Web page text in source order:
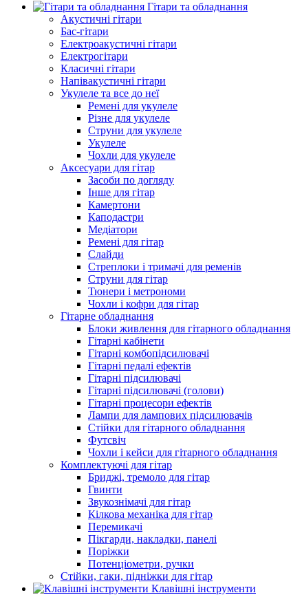
Гітари та обладнання
Акустичні гітари
Бас-гітари
Електроакустичні гітари
Електрогітари
Класичні гітари
Напівакустичні гітари
Укулеле та все до неї
Ремені для укулеле
Різне для укулеле
Струни для укулеле
Укулеле
Чохли для укулеле
Аксесуари для гітар
Засоби по догляду
Інше для гітар
Камертони
Каподастри
Медіатори
Ремені для гітар
Слайди
Стреплоки і тримачі для ременів
Струни для гітар
Тюнери і метрономи
Чохли і кофри для гітар
Гітарне обладнання
Блоки живлення для гітарного обладнання
Гітарні кабінети
Гітарні комбопідсилювачі
Гітарні педалі ефектів
Гітарні підсилювачі
Гітарні підсилювачі (голови)
Гітарні процесори ефектів
Лампи для лампових підсилювачів
Стійки для гітарного обладнання
Футсвіч
Чохли і кейси для гітарного обладнання
Комплектуючі для гітар
Бриджі, тремоло для гітар
Гвинти
Звукознімачі для гітар
Кілкова механіка для гітар
Перемикачі
Пікгарди, накладки, панелі
Поріжки
Потенціометри, ручки
Стійки, гаки, підніжки для гітар
Клавішні інструменти